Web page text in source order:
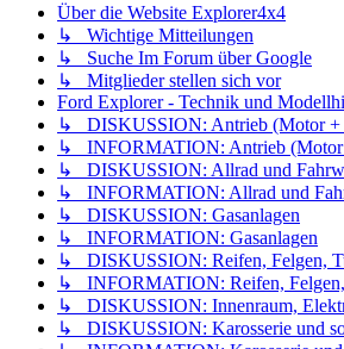
Über die Website Explorer4x4
↳ Wichtige Mitteilungen
↳ Suche Im Forum über Google
↳ Mitglieder stellen sich vor
Ford Explorer - Technik und
↳ DISKUSSION: Antrieb (Motor +
↳ INFORMATION: Antrieb (Motor
↳ DISKUSSION: Allrad und
↳ INFORMATION: Allrad und
↳ DISKUSSION: Gasanlagen
↳ INFORMATION: Gasanlagen
↳ DISKUSSION: Reifen, Felgen,
↳ INFORMATION: Reifen,
↳ DISKUSSION: Innenraum,
↳ DISKUSSION: Karosserie und